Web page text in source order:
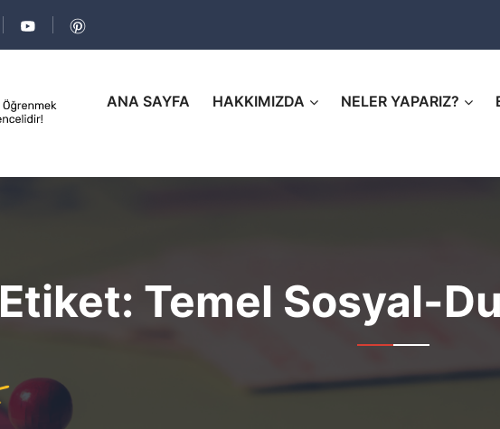
ANA SAYFA HAKKIMIZDA NELER YAPARIZ?
Etiket: Temel Sosyal-